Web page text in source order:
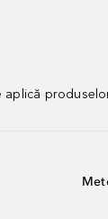
aplică